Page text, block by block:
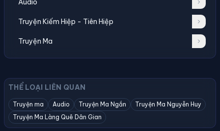
Audio
Truyện Kiếm Hiệp - Tiên Hiệp
Truyện Ma
THỂ LOẠI LIÊN QUAN
Truyện ma Audio Truyện Ma Ngắn
Truyện Ma Nguyễn Huy
Truyện Ma Làng Quê Dân Gian